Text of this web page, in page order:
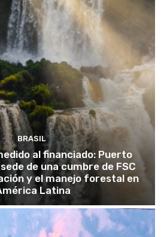
BRASIL
al financiado: Puerto
de una cumbre de FSC
y el manejo forestal en
Latina